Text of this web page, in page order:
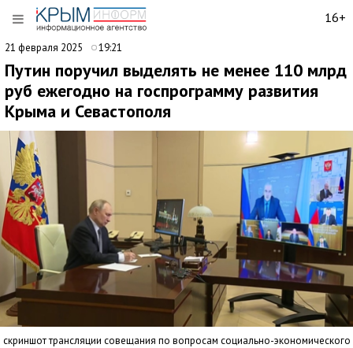
16+
21 февраля 2025 19:21
Путин поручил выделять не менее 110 млрд
руб ежегодно на госпрограмму развития
Крыма и Севастополя
скриншот трансляции совещания по вопросам социально-экономического